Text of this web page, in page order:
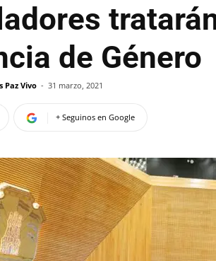
de Género
Paz Vivo - 31 marzo, 2021
+ Seguinos en Google